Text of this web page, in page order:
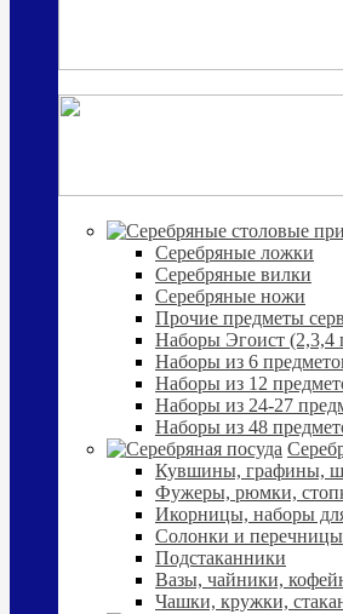
Серебряные ложки
Серебряные вилки
Серебряные ножи
Прочие предметы
Наборы Эгоист (2,3,4
Наборы из 6
Наборы из 12
Наборы из 24-27
Наборы из 48
Кувшины, графины,
Фужеры, рюмки,
Икорницы, наборы
Солонки и перечницы
Подстаканники
Вазы, чайники,
Чашки, кружки,